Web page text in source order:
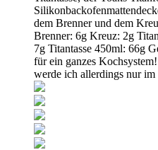
dem Brenner und dem
Brenner: 6g Kreuz: 2g
7g Titantasse 450ml: 66g
für ein ganzes
werde ich allerdings nur